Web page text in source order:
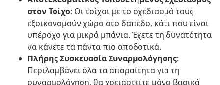
στον Τοίχο: Οι τοίχοι με το σχεδιασμό τους
εξοικονομούν χώρο στο δάπεδο, κάτι που είναι
υπέροχο για μικρά μπάνια. Έχετε τη δυνατότητα
να κάνετε τα πάντα πιο αποδοτικά.
Πλήρης Συσκευασία Συναρμολόγησης:
Περιλαμβάνει όλα τα απαραίτητα για τη
συναρμολόγηση, θα χρειαστείτε μόνο βασικά